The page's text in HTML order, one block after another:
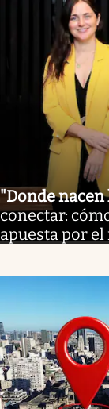
"Donde
conectar:
apuesta por